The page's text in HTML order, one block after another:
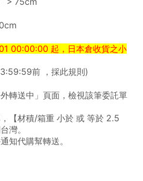
00:00:00 起，日本倉收貨之小
前 ，採此規則)
轉送中」頁面，檢視該筆委託單
【材積/箱重 小於 或 等於 2.5
灣。
知代購幫轉送。